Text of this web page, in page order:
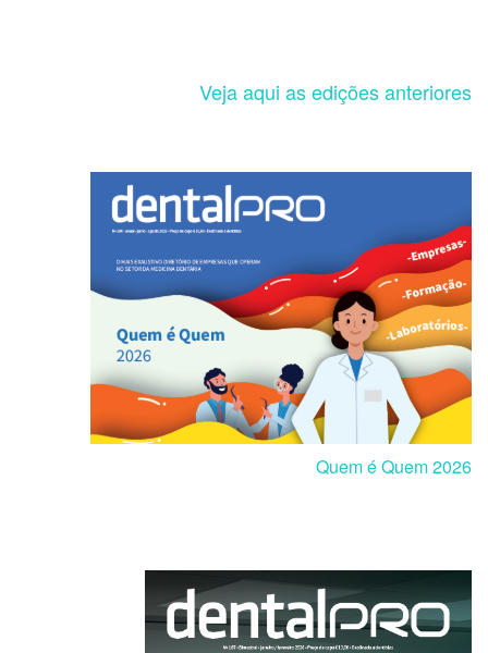
Veja aqui as edições anteriores
Quem é Quem 2026